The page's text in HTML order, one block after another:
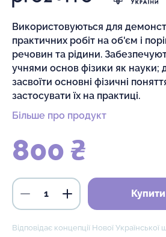
Використовуються для
практичних робіт на об'єм і
речовин та рідини.
учнями основ фізики як науки;
засвоїти основні фізичні
застосувати їх на практиці.
Більше про продукт
800 ₴
Купити
Відповідає концепції Нової Української